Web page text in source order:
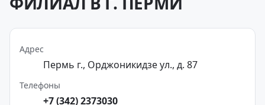
Адрес
Пермь г., Орджоникидзе ул., д. 87
Телефоны
+7 (342) 2373030